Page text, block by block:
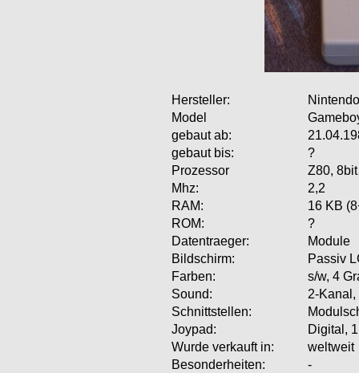
Hersteller:
Nintendo
Model
gebaut ab:
gebaut bis:
?
Prozessor
Z80, 8bit
Mhz:
2,2
RAM:
16 KB
ROM:
?
Datentraeger:
Module
Bildschirm:
Passiv
Farben:
s/w, 4
Sound:
2-Kanal,
Schnittstellen:
Joypad:
Digital,
Wurde verkauft in:
weltweit
Besonderheiten:
-